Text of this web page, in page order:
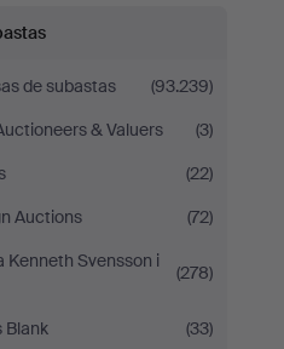
de subastas
(93.239)
& Valuers
(3)
(22)
Auctions
(72)
Kenneth Svensson i
(278)
Blank
(33)